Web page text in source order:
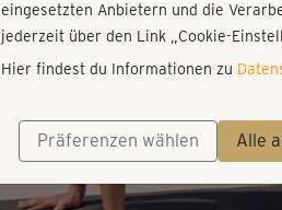
eingesetzten Anbietern und die
jederzeit über den Link „Cookie-
Hier findest du Informationen zu
Präferenzen wählen Alle